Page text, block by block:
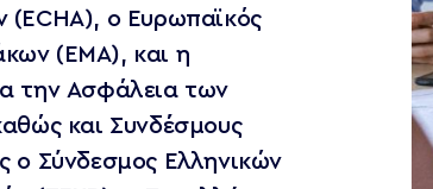
(ECHA), ο Ευρωπαϊκός
(EMA), και η
την Ασφάλεια των
και Συνδέσμους
ο Σύνδεσμος Ελληνικών